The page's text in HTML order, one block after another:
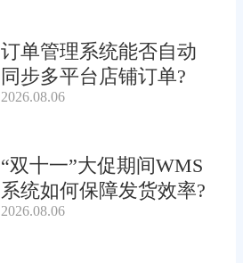
订单管理系统能否自动
同步多平台店铺订单?
2026.08.06
“双十一”大促期间WMS
系统如何保障发货效率?
2026.08.06